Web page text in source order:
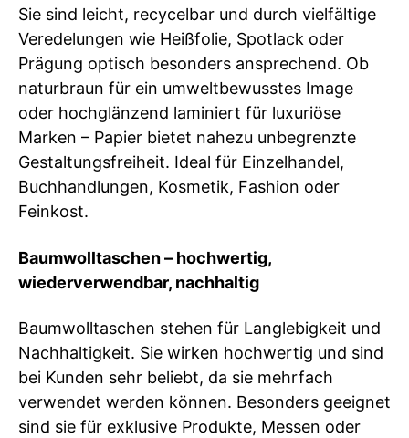
Sie sind leicht, recycelbar und durch vielfältige
Veredelungen wie Heißfolie, Spotlack oder
Prägung optisch besonders ansprechend. Ob
naturbraun für ein umweltbewusstes Image
oder hochglänzend laminiert für luxuriöse
Marken – Papier bietet nahezu unbegrenzte
Gestaltungsfreiheit. Ideal für Einzelhandel,
Buchhandlungen, Kosmetik, Fashion oder
Feinkost.
Baumwolltaschen – hochwertig,
wiederverwendbar, nachhaltig
Baumwolltaschen stehen für Langlebigkeit und
Nachhaltigkeit. Sie wirken hochwertig und sind
bei Kunden sehr beliebt, da sie mehrfach
verwendet werden können. Besonders geeignet
sind sie für exklusive Produkte, Messen oder